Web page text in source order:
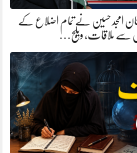
امجد حسین نے تمام اضلاع کے
سے ملاقات، ویلج…